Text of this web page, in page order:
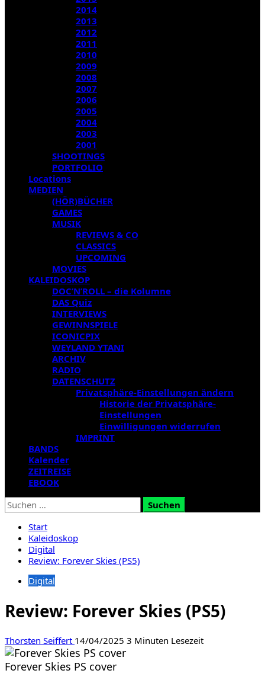
2014
2013
2012
2011
2010
2009
2008
2007
2006
2005
2004
2003
2001
SHOOTINGS
PORTFOLIO
Locations
MEDIEN
(HÖR)BÜCHER
GAMES
MUSIK
REVIEWS & CO
CLASSICS
UPCOMING
MOVIES
KALEIDOSKOP
DOC’N’ROLL – die Kolumne
DAS Quiz
INTERVIEWS
GEWINNSPIELE
ICONICPIX
WEYLAND YTANI
ARCHIV
RADIO
DATENSCHUTZ
Privatsphäre-Einstellungen ändern
Historie der Privatsphäre-
Einstellungen
Einwilligungen widerrufen
IMPRINT
BANDS
Kalender
ZEITREISE
EBOOK
Suchen
nach:
Start
Kaleidoskop
Digital
Review: Forever Skies (PS5)
Digital
Review: Forever Skies (PS5)
Thorsten Seiffert 14/04/2025 3 Minuten Lesezeit
Forever Skies PS cover